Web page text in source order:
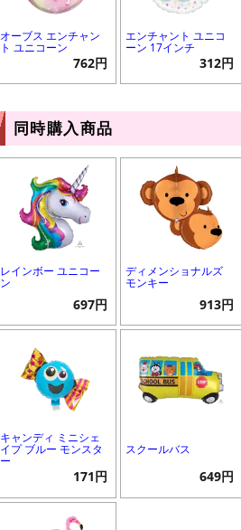
オーブス エンチャン
ト ユニコーン
762円
エンチャント ユニコ
ーン 17インチ
312円
同時購入商品
レインボー ユニコー
ン
697円
ディメンショナルズ
モンキー
913円
キャンディ ミニシェ
イプ ブルー モンスタ
ー
171円
スクールバス
649円